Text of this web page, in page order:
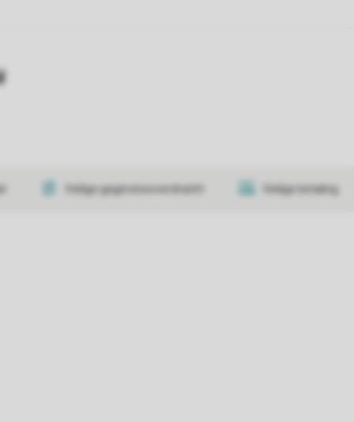
Veilige gegevensoverdracht Veilige betaling